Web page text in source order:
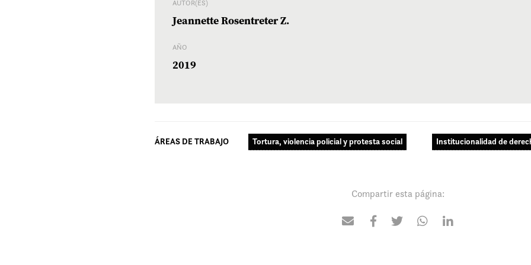
AUTOR(ES)
Jeannette Rosentreter Z.
AÑO
2019
ÁREAS DE TRABAJO Tortura, violencia policial y protesta social Institucionalidad de
Compartir esta página: